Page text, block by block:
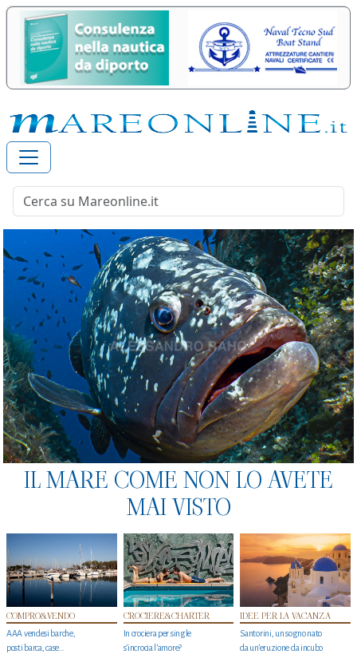
IL MARE COME NON LO AVETE
MAI VISTO
COMPRO&VENDO
AAA vendesi barche,
posti barca, case…
CROCIERE&CHARTER
In crociera per single
s'incrocia l’amore?
IDEE PER LA VACANZA
Santorini, un sogno nato
da un’eruzione da incubo